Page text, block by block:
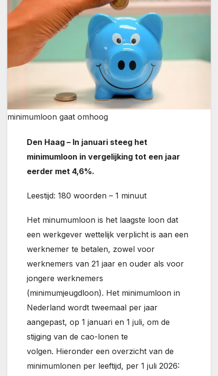
minimumloon gaat omhoog
Den Haag – In januari steeg het
minimumloon in vergelijking tot een jaar
eerder met 4,6%.
Leestijd: 180 woorden – 1 minuut
Het minumumloon is het laagste loon dat
een werkgever wettelijk verplicht is aan een
werknemer te betalen, zowel voor
werknemers van 21 jaar en ouder als voor
jongere werknemers
(minimumjeugdloon). Het minimumloon in
Nederland wordt tweemaal per jaar
aangepast, op 1 januari en 1 juli, om de
stijging van de cao-lonen te
volgen. Hieronder een overzicht van de
minimumlonen per leeftijd, per 1 juli 2026: